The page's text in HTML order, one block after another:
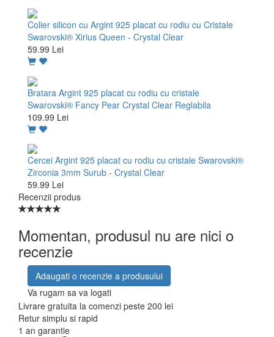
Colier silicon cu Argint 925 placat cu rodiu cu Cristale
Swarovski® Xirius Queen - Crystal Clear
59.99 Lei
Bratara Argint 925 placat cu rodiu cu cristale
Swarovski® Fancy Pear Crystal Clear Reglabila
109.99 Lei
Cercei Argint 925 placat cu rodiu cu cristale Swarovski®
Zirconia 3mm Surub - Crystal Clear
59.99 Lei
Recenzii produs
Momentan, produsul nu are nici o
recenzie
Adaugati o recenzie a produsului
Va rugam sa va logati
Livrare gratuita la comenzi peste 200 lei
Retur simplu si rapid
1 an garantie